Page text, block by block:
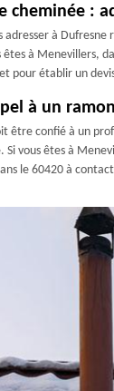
cheminée :
adresser à
à Menevillers,
pour établir un
à un
être confié à un
Si vous êtes à
le 60420 à